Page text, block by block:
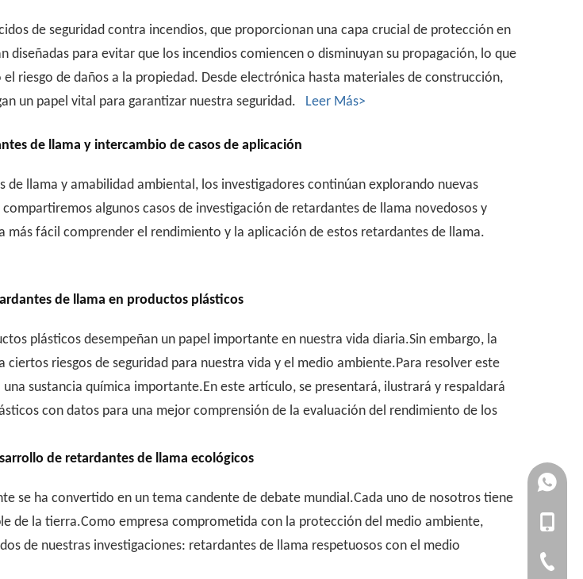
de seguridad contra incendios, que proporcionan una capa crucial de protección en
diseñadas para evitar que los incendios comiencen o disminuyan su propagación, lo que
riesgo de daños a la propiedad. Desde electrónica hasta materiales de construcción,
un papel vital para garantizar nuestra seguridad. Leer Más>
de llama y intercambio de casos de aplicación
de llama y amabilidad ambiental, los investigadores continúan explorando nuevas
algunos casos de investigación de retardantes de llama novedosos y
fácil comprender el rendimiento y la aplicación de estos retardantes de llama.
de llama en productos plásticos
plásticos desempeñan un papel importante en nuestra vida diaria.Sin embargo, la
riesgos de seguridad para nuestra vida y el medio ambiente.Para resolver este
sustancia química importante.En este artículo, se presentará, ilustrará y respaldará
con datos para una mejor comprensión de la evaluación del rendimiento de los
de retardantes de llama ecológicos
se ha convertido en un tema candente de debate mundial.Cada uno de nosotros tiene
de la tierra.Como empresa comprometida con la protección del medio ambiente,
de nuestras investigaciones: retardantes de llama respetuosos con el medio
+86-
+86-20-